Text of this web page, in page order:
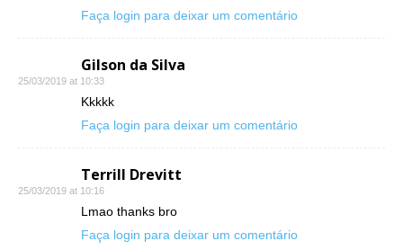
Faça login para deixar um comentário
Gilson da Silva
25/03/2019 at 10:33
Kkkkk
Faça login para deixar um comentário
Terrill Drevitt
25/03/2019 at 10:16
Lmao thanks bro
Faça login para deixar um comentário